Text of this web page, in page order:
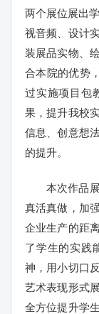
两个展位展出
视音频、设计
装展品实物、
合本院的优势
过实施项目包
果，提升我校
信息、创意想
的提升。
本次作品
真活真做，加
企业生产的距
了学生的实践
神，用小切口
艺术表现形式
全方位提升学